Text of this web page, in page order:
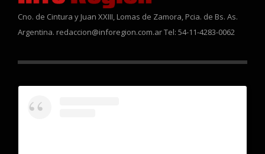
Cno. de Cintura y Juan XXIII, Lomas de Zamora, Pcia. de Bs. As.
Argentina. redaccion@inforegion.com.ar Tel: 54-11-4283-0062